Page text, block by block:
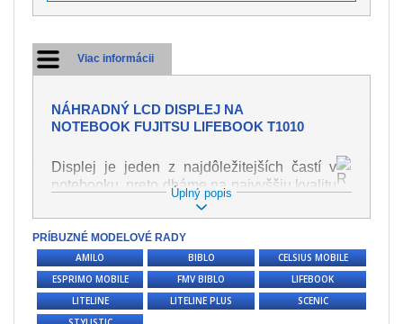
Viac informácii
NÁHRADNÝ LCD DISPLEJ NA
NOTEBOOK FUJITSU LIFEBOOK T1010
Displej je jeden z najdôležitejších častí v
notebooku, preto dbáme na najvyššiu kvalitu
tohto náhradného dielu. Slúži k
zobrazovaniu textu či obrazu v rôznej
podobe. Poškodenie je veľmi ľahké, preto je
dôležité s notebookom zaobchádzať s
najväčšou opatrnosťou. Medzi najčastejšie
poškodenie je možné zaradiť mechanické
poškodenie napr. prasklinu alebo
Úplný popis
PRÍBUZNÉ MODELOVÉ RADY
AMILO
BIBLO
CELSIUS MOBILE
ESPRIMO MOBILE
FMV BIBLO
LIFEBOOK
LITELINE
LITELINE PLUS
SCENIC